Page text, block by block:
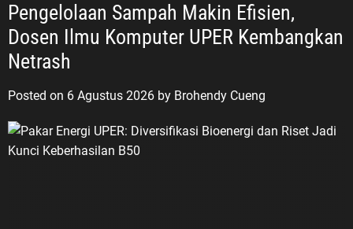
Pengelolaan Sampah Makin Efisien,
Dosen Ilmu Komputer UPER Kembangkan
Netrash
Posted on 6 Agustus 2026 by Brohendy Cueng